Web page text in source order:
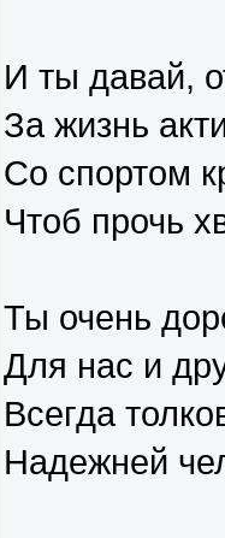
И ты давай,
За жизнь
Со спортом
Чтоб прочь
Ты очень
Для нас и
Всегда
Надежней